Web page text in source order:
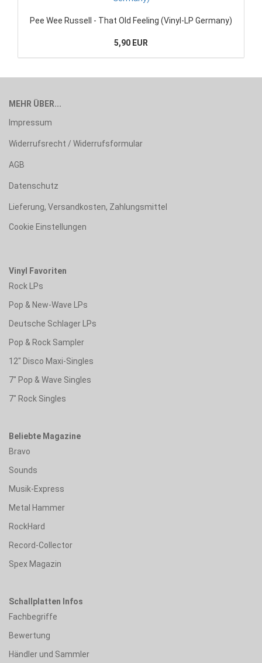
Pee Wee Russell - That Old Feeling (Vinyl-LP Germany)
5,90 EUR
MEHR ÜBER...
Impressum
Widerrufsrecht / Widerrufsformular
AGB
Datenschutz
Lieferung, Versandkosten, Zahlungsmittel
Cookie Einstellungen
Vinyl Favoriten
Rock LPs
Pop & New-Wave LPs
Deutsche Schlager LPs
Pop & Rock Sampler
12" Disco Maxi-Singles
7" Pop & Wave Singles
7" Rock Singles
Beliebte Magazine
Bravo
Sounds
Musik-Express
Metal Hammer
RockHard
Record-Collector
Spex Magazin
Schallplatten Infos
Fachbegriffe
Bewertung
Händler und Sammler